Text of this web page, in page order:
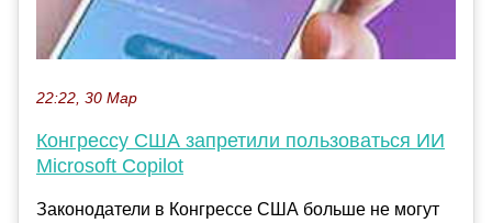
22:22, 30 Мар
Конгрессу США запретили пользоваться ИИ
Microsoft Copilot
Законодатели в Конгрессе США больше не могут